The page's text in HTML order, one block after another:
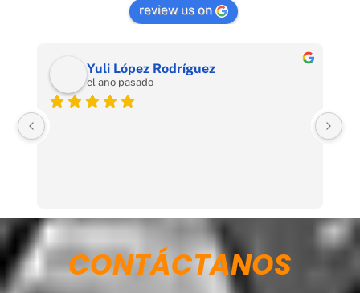
review us on
Yuli López Rodríguez
el año pasado
CONTÁCTANOS